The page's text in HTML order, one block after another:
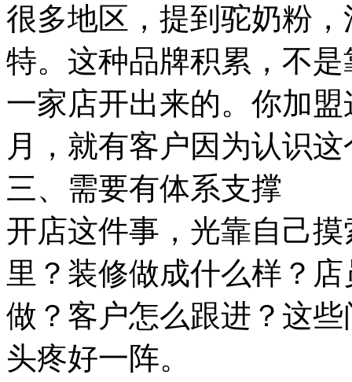
很多地区，提到驼奶粉
特。这种品牌积累，不
一家店开出来的。你加
月，就有客户因为认识
三、需要有体系支撑
开店这件事，光靠自己
里？装修做成什么样？
做？客户怎么跟进？这
头疼好一阵。